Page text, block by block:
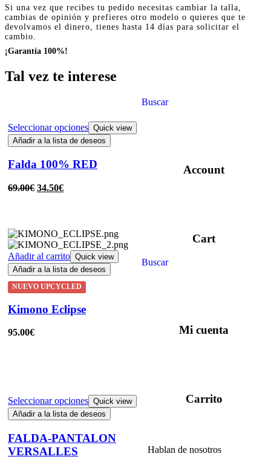
Si una vez que recibes tu pedido necesitas cambiar la talla,
cambias de opinión y prefieres otro modelo o quieres que te
devolvamos el dinero, tienes hasta 14 días para solicitar el
cambio.
¡Garantía 100%!
Tal vez te interese
Seleccionar opciones Quick view
Añadir a la lista de deseos
Falda 100% RED
69.00€ 34.50€
Añadir al carrito Quick view
Añadir a la lista de deseos
NUEVO UPCYCLED
Kimono Eclipse
95.00€
Seleccionar opciones Quick view
Añadir a la lista de deseos
FALDA-PANTALON
VERSALLES
Buscar
Account
Cart
Buscar
Mi cuenta
Carrito
Hablan de nosotros